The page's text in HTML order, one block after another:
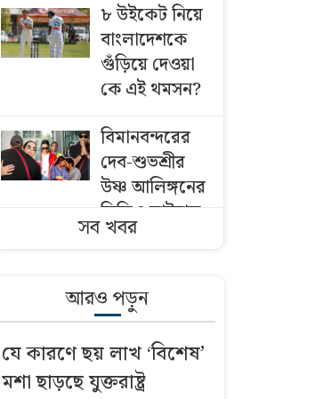
৮ উইকেট নিয়ে
বাংলাদেশকে
গুঁড়িয়ে দেওয়া
কে এই থমসন?
বিমানবন্দরের
দেব-শুভশ্রীর
উষ্ণ আলিঙ্গনের
ভিডিও ভাইরাল
পড়ল ৪৬ মণ
ইলিশ
তনু হত্যায়
সাবেক
সব খবর
আরও পড়ুন
যে কারণে ছয় লাখ ‘বিশেষ’
মশা ছাড়ছে যুক্তরাষ্ট্র